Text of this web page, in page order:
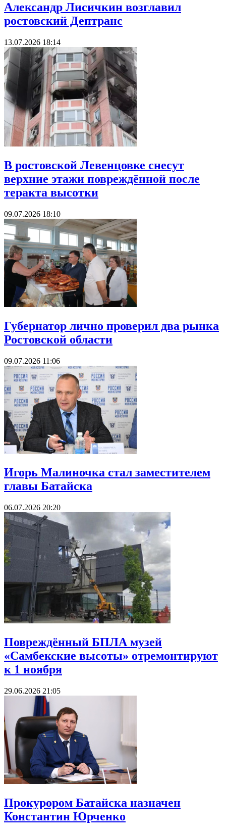
Александр Лисичкин возглавил
ростовский Дептранс
13.07.2026 18:14
В ростовской Левенцовке снесут
верхние этажи повреждённой после
теракта высотки
09.07.2026 18:10
Губернатор лично проверил два рынка
Ростовской области
09.07.2026 11:06
Игорь Малиночка стал заместителем
главы Батайска
06.07.2026 20:20
Повреждённый БПЛА музей
«Самбекские высоты» отремонтируют
к 1 ноября
29.06.2026 21:05
Прокурором Батайска назначен
Константин Юрченко